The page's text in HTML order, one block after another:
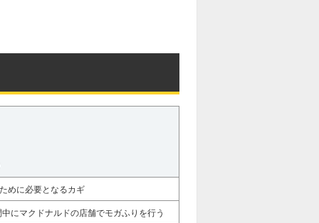
めに必要となるカギ
にマクドナルドの店舗でモガふりを行う